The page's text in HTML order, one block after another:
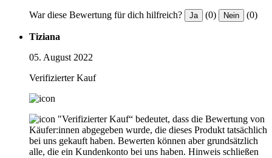
War diese Bewertung für dich hilfreich? Ja (0) Nein (0)
Tiziana
05. August 2022
Verifizierter Kauf
"Verifizierter Kauf“ bedeutet, dass die Bewertung von
Käufer:innen abgegeben wurde, die dieses Produkt tatsächlich
bei uns gekauft haben. Bewerten können aber grundsätzlich
alle, die ein Kundenkonto bei uns haben. Hinweis schließen